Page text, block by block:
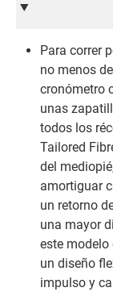
Para correr
no menos
cronómetro
unas
todos los
Tailored
del
amortiguar
un retorno
una mayor
este modelo
un diseño
impulso y